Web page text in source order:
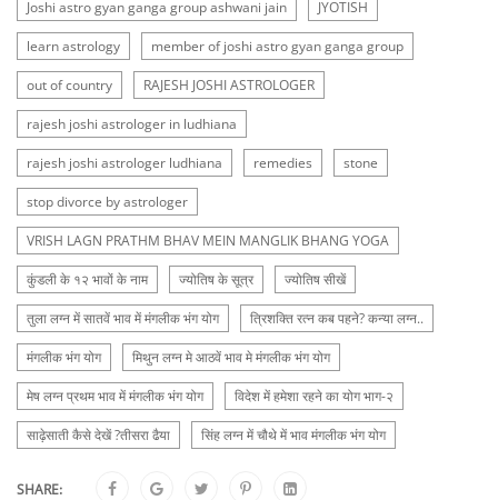
Joshi astro gyan ganga group ashwani jain JYOTISH
learn astrology member of joshi astro gyan ganga group
out of country RAJESH JOSHI ASTROLOGER
rajesh joshi astrologer in ludhiana
rajesh joshi astrologer ludhiana remedies stone
stop divorce by astrologer
VRISH LAGN PRATHM BHAV MEIN MANGLIK BHANG YOGA
कुंडली के १२ भावों के नाम ज्योतिष के सूत्र ज्योतिष सीखें
तुला लग्न में सातवें भाव में मंगलीक भंग योग त्रिशक्ति रत्न कब पहने? कन्या लग्न..
मंगलीक भंग योग मिथुन लग्न मे आठवें भाव मे मंगलीक भंग योग
मेष लग्न प्रथम भाव में मंगलीक भंग योग विदेश में हमेशा रहने का योग भाग-२
साढ़ेसाती कैसे देखें ?तीसरा ढैया सिंह लग्न में चौथे में भाव मंगलीक भंग योग
SHARE: